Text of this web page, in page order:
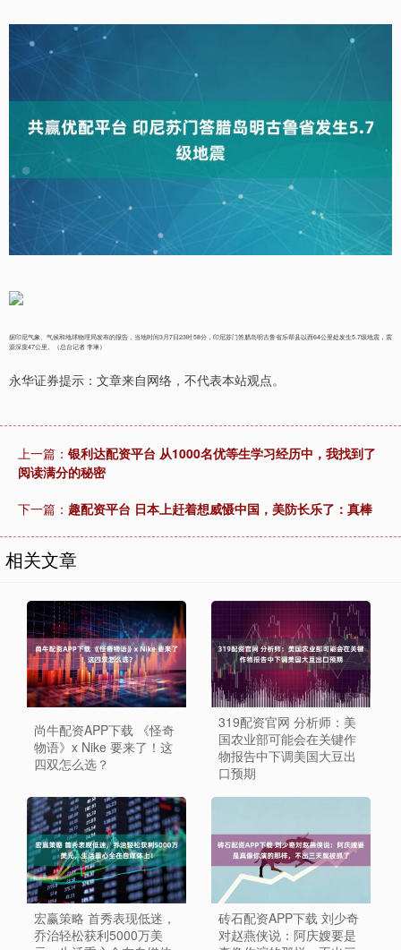
据印尼气象、气候和地球物理局发布的报告，当地时间3月7日23时58分，印尼苏门答腊岛明古鲁省乐帮县以西64公里处发生5.7级地震，震
源深度47公里。（总台记者 李琳）
永华证券提示：文章来自网络，不代表本站观点。
上一篇： 银利达配资平台 从1000名优等生学习经历中，我找到了
阅读满分的秘密
下一篇： 趣配资平台 日本上赶着想威慑中国，美防长乐了：真棒
相关文章
尚牛配资APP下载 《怪奇
物语》x Nike 要来了！这
四双怎么选？
319配资官网 分析师：美
国农业部可能会在关键作
物报告中下调美国大豆出
口预期
宏赢策略 首秀表现低迷，
乔治轻松获利5000万美
砖石配资APP下载 刘少奇
对赵燕侠说：阿庆嫂要是